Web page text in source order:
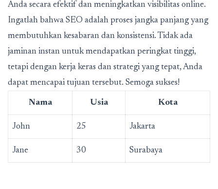
Anda secara efektif dan meningkatkan visibilitas online.
Ingatlah bahwa SEO adalah proses jangka panjang yang
membutuhkan kesabaran dan konsistensi. Tidak ada
jaminan instan untuk mendapatkan peringkat tinggi,
tetapi dengan kerja keras dan strategi yang tepat, Anda
dapat mencapai tujuan tersebut. Semoga sukses!
Nama Usia Kota
John 25 Jakarta
Jane 30 Surabaya